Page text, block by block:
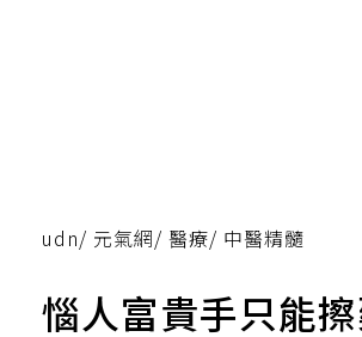
udn/ 元氣網/ 醫療/ 中醫精髓
惱人富貴手只能